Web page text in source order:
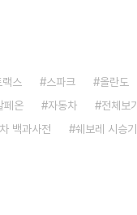
스 스파크
올란도
페온 자동차
전체보기
백과사전
쉐보레 시승기